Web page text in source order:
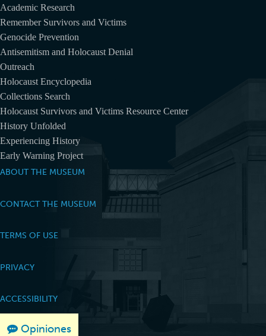
Opiniones
Academic Research
Remember Survivors and Victims
Genocide Prevention
Antisemitism and Holocaust Denial
Outreach
Holocaust Encyclopedia
Collections Search
Holocaust Survivors and Victims Resource Center
History Unfolded
Experiencing History
Early Warning Project
ABOUT THE MUSEUM
CONTACT THE MUSEUM
TERMS OF USE
PRIVACY
ACCESSIBILITY
LEGAL